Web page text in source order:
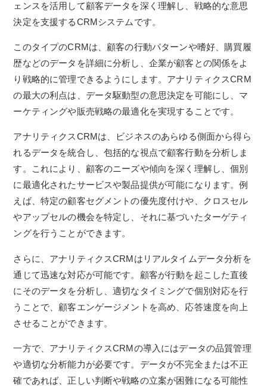
ェンスを活用して顧客データを深く理解し、戦略的な意思
決定を支援するCRMシステムです。
このタイプのCRMは、顧客の行動パターンや嗜好、購買履
歴などのデータを詳細に分析し、企業が顧客との関係をよ
り戦略的に管理できるようにします。アナリティクスCRM
の最大の利点は、データ駆動型の意思決定を可能にし、マ
ーケティングや販売戦略の最適化を実現することです。
アナリティクスCRMは、ビジネスのあらゆる側面から得ら
れるデータを統合し、包括的な視点で顧客行動を分析しま
す。これにより、顧客のニーズや傾向を深く理解し、個別
に最適化されたサービスや製品提供が可能になります。例
えば、特定の顧客セグメントの優先度付けや、クロスセル
やアップセルの機会を特定し、それに基づいたターゲティ
ングを行うことができます。
さらに、アナリティクスCRMはリアルタイムデータ分析を
通じて迅速な対応が可能です。顧客が行動を起こした直後
にそのデータを分析し、適切なタイミングで個別対応を行
うことで、顧客エンゲージメントを高め、応答速度を向上
させることができます。
一方で、アナリティクスCRMの導入にはデータの品質管理
や適切な分析能力が必要です。データが不完全または不正
確であれば、正しい判断や戦略の立案が困難になる可能性